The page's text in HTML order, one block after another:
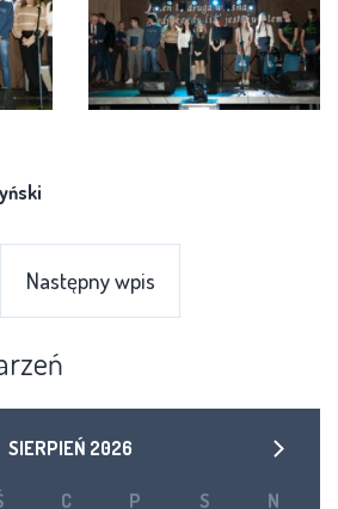
Następny wpis
SIERPIEŃ 2026
C P S N